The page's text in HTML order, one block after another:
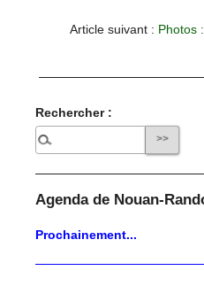
Article suivant : Photos
Rechercher :
Agenda de Nouan-
Prochainement...